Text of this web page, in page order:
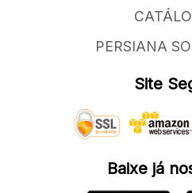
PERSIANA
Site
Baixe já